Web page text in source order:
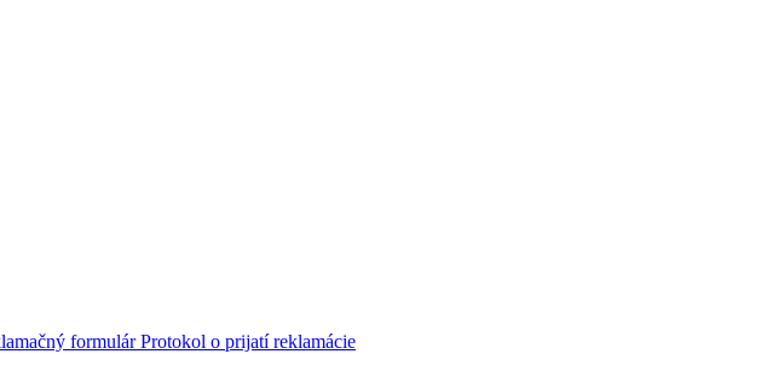
formulárProtokol o prijatí reklamácie